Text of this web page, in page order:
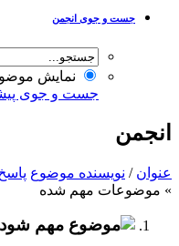
جست و جوی انجمن
نمایش
جست و جوی
انجمن
عنوان / نویسنده موضوع
» موضوعات مهم شده